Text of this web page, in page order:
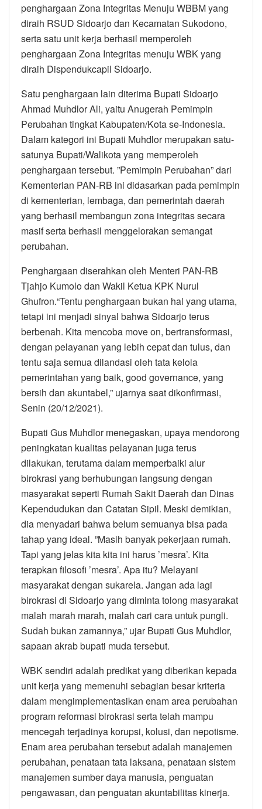
penghargaan Zona Integritas Menuju WBBM yang
diraih RSUD Sidoarjo dan Kecamatan Sukodono,
serta satu unit kerja berhasil memperoleh
penghargaan Zona Integritas menuju WBK yang
diraih Dispendukcapil Sidoarjo.
Satu penghargaan lain diterima Bupati Sidoarjo
Ahmad Muhdlor Ali, yaitu Anugerah Pemimpin
Perubahan tingkat Kabupaten/Kota se-Indonesia.
Dalam kategori ini Bupati Muhdlor merupakan satu-
satunya Bupati/Walikota yang memperoleh
penghargaan tersebut. ”Pemimpin Perubahan” dari
Kementerian PAN-RB ini didasarkan pada pemimpin
di kementerian, lembaga, dan pemerintah daerah
yang berhasil membangun zona integritas secara
masif serta berhasil menggelorakan semangat
perubahan.
Penghargaan diserahkan oleh Menteri PAN-RB
Tjahjo Kumolo dan Wakil Ketua KPK Nurul
Ghufron.“Tentu penghargaan bukan hal yang utama,
tetapi ini menjadi sinyal bahwa Sidoarjo terus
berbenah. Kita mencoba move on, bertransformasi,
dengan pelayanan yang lebih cepat dan tulus, dan
tentu saja semua dilandasi oleh tata kelola
pemerintahan yang baik, good governance, yang
bersih dan akuntabel,” ujarnya saat dikonfirmasi,
Senin (20/12/2021).
Bupati Gus Muhdlor menegaskan, upaya mendorong
peningkatan kualitas pelayanan juga terus
dilakukan, terutama dalam memperbaiki alur
birokrasi yang berhubungan langsung dengan
masyarakat seperti Rumah Sakit Daerah dan Dinas
Kependudukan dan Catatan Sipil. Meski demikian,
dia menyadari bahwa belum semuanya bisa pada
tahap yang ideal. ”Masih banyak pekerjaan rumah.
Tapi yang jelas kita kita ini harus ’mesra’. Kita
terapkan filosofi ’mesra’. Apa itu? Melayani
masyarakat dengan sukarela. Jangan ada lagi
birokrasi di Sidoarjo yang diminta tolong masyarakat
malah marah marah, malah cari cara untuk pungli.
Sudah bukan zamannya,” ujar Bupati Gus Muhdlor,
sapaan akrab bupati muda tersebut.
WBK sendiri adalah predikat yang diberikan kepada
unit kerja yang memenuhi sebagian besar kriteria
dalam mengimplementasikan enam area perubahan
program reformasi birokrasi serta telah mampu
mencegah terjadinya korupsi, kolusi, dan nepotisme.
Enam area perubahan tersebut adalah manajemen
perubahan, penataan tata laksana, penataan sistem
manajemen sumber daya manusia, penguatan
pengawasan, dan penguatan akuntabilitas kinerja.